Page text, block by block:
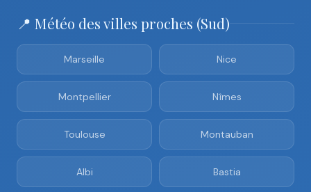
📍 Météo des villes proches (Sud)
Marseille Nice
Montpellier Nîmes
Toulouse Montauban
Albi Bastia